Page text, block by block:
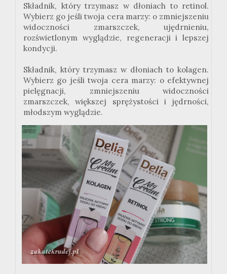
Składnik, który trzymasz w dłoniach to retinol.
Wybierz go jeśli twoja cera marzy: o zmniejszeniu
widoczności zmarszczek, ujędrnieniu,
rozświetlonym wyglądzie, regeneracji i lepszej
kondycji.
Składnik, który trzymasz w dłoniach to kolagen.
Wybierz go jeśli twoja cera marzy: o efektywnej
pielęgnacji, zmniejszeniu widoczności
zmarszczek, większej sprężystości i jędrności,
młodszym wyglądzie.